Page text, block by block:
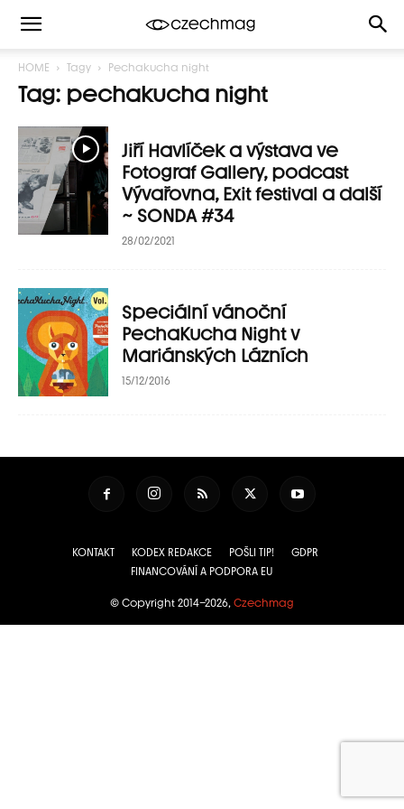
HOME Tagy Pechakucha night
Tag: pechakucha night
Jiří Havlíček a výstava ve
Fotograf Gallery, podcast
Vývařovna, Exit festival a další
~ SONDA #34
28/02/2021
Speciální vánoční
PechaKucha Night v
Mariánských Lázních
15/12/2016
KONTAKT KODEX REDAKCE POŠLI TIP!
GDPR
FINANCOVÁNÍ A PODPORA EU
© Copyright 2014–2026, Czechmag